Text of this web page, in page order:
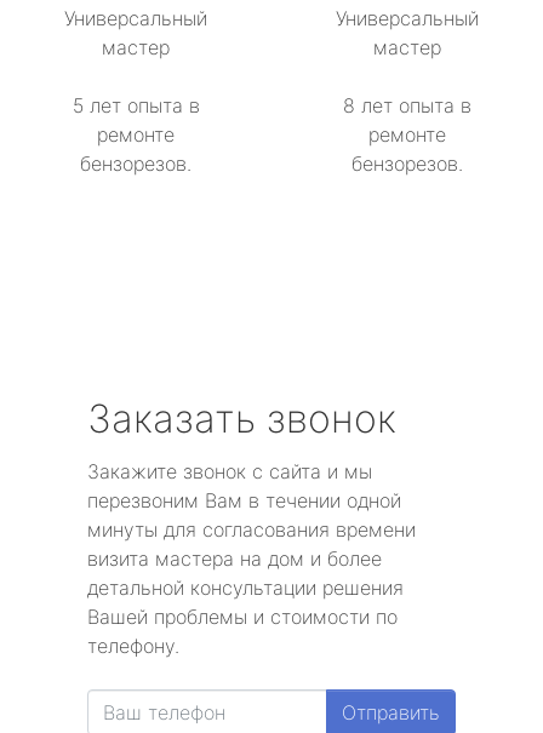
Универсальный
мастер
5 лет опыта в
ремонте
бензорезов.
Универсальный
мастер
8 лет опыта в
ремонте
бензорезов.
Заказать звонок
Закажите звонок с сайта и мы
перезвоним Вам в течении одной
минуты для согласования времени
визита мастера на дом и более
детальной консультации решения
Вашей проблемы и стоимости по
телефону.
Отправить